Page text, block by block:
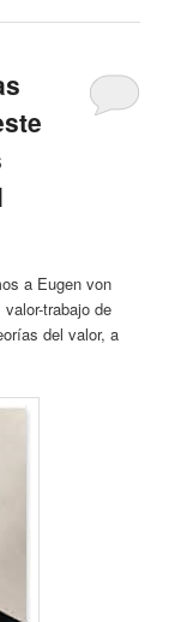
a Eugen von
trabajo de
del valor, a